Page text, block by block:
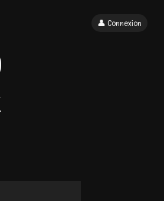
👤 Connexion